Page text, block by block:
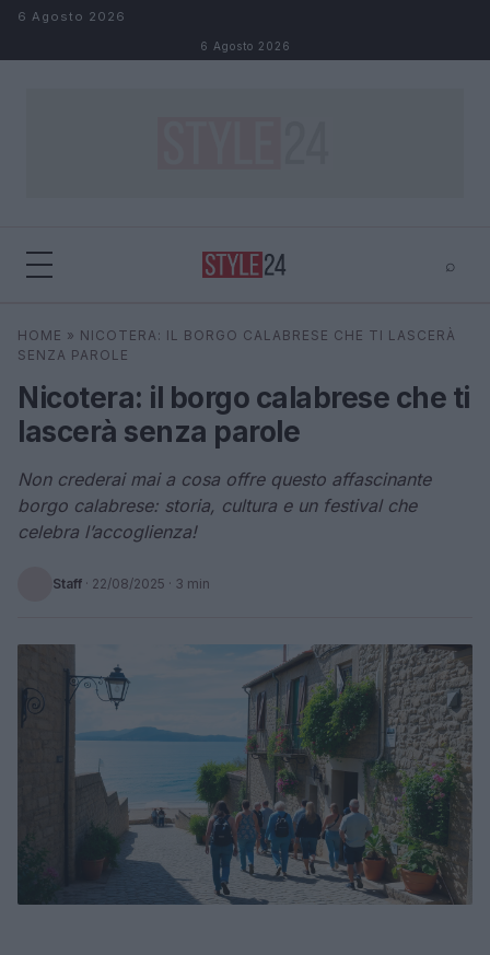
Salta al contenuto
6 Agosto 2026
6 Agosto 2026
⌕
Cerca ⌕ ×
HOME » NICOTERA: IL BORGO CALABRESE CHE TI LASCERÀ
SENZA PAROLE
Nicotera: il borgo calabrese che ti
lascerà senza parole
Non crederai mai a cosa offre questo affascinante
borgo calabrese: storia, cultura e un festival che
celebra l’accoglienza!
Staff · 22/08/2025 · 3 min